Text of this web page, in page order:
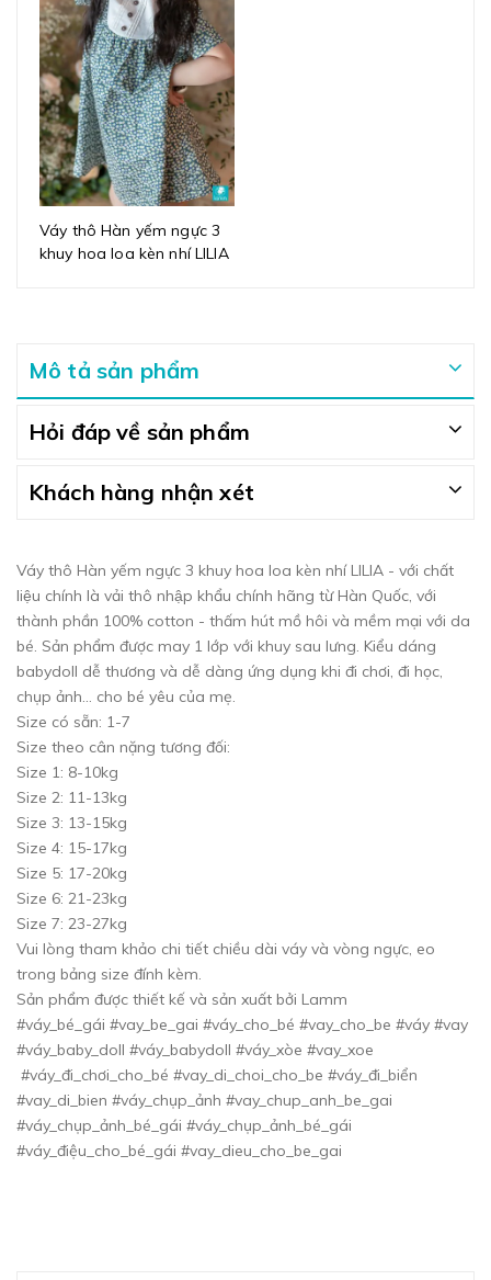
Váy thô Hàn yếm ngực 3
khuy hoa loa kèn nhí LILIA
Mô tả sản phẩm
Hỏi đáp về sản phẩm
Khách hàng nhận xét
Váy thô Hàn yếm ngực 3 khuy hoa loa kèn nhí LILIA - với chất
liệu chính là vải thô nhập khẩu chính hãng từ Hàn Quốc, với
thành phần 100% cotton - thấm hút mồ hôi và mềm mại với da
bé. Sản phẩm được may 1 lớp với khuy sau lưng. Kiểu dáng
babydoll dễ thương và dễ dàng ứng dụng khi đi chơi, đi học,
chụp ảnh... cho bé yêu của mẹ.
Size có sẵn: 1-7
Size theo cân nặng tương đối:
Size 1: 8-10kg
Size 2: 11-13kg
Size 3: 13-15kg
Size 4: 15-17kg
Size 5: 17-20kg
Size 6: 21-23kg
Size 7: 23-27kg
Vui lòng tham khảo chi tiết chiều dài váy và vòng ngực, eo
trong bảng size đính kèm.
Sản phẩm được thiết kế và sản xuất bởi Lamm
#váy_bé_gái #vay_be_gai #váy_cho_bé #vay_cho_be #váy #vay
#váy_baby_doll #váy_babydoll #váy_xòe #vay_xoe
#váy_đi_chơi_cho_bé #vay_di_choi_cho_be #váy_đi_biển
#vay_di_bien #váy_chụp_ảnh #vay_chup_anh_be_gai
#váy_chụp_ảnh_bé_gái #váy_chụp_ảnh_bé_gái
#váy_điệu_cho_bé_gái #vay_dieu_cho_be_gai